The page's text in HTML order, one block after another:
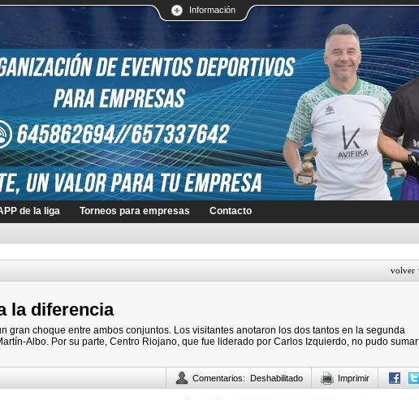
Información
de la liga Torneos para empresas Contacto
volver
la diferencia
gran choque entre ambos conjuntos. Los visitantes anotaron los dos tantos en la segunda
Albo. Por su parte, Centro Riojano, que fue liderado por Carlos Izquierdo, no pudo sumar
Comentarios: Deshabilitado Imprimir